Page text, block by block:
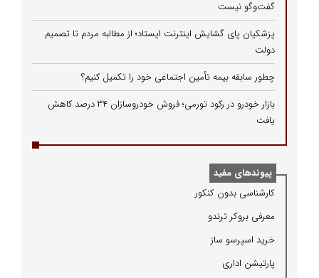
گفت‌وگو نیست
پزشکیان پای گشایش اینترنت ایستاد؛ از مطالبه مردم تا تصمیم
دولت
چطور سابقه بیمه تأمین اجتماعی خود را تکمیل کنیم؟
بازار خودرو در رکود تورمی؛ فروش خودروسازان ۳۴ درصد کاهش
یافت
پیوندهای مفید
كارشناسی بدون كنكور
معرفی بروكر ترندو
خرید اسپرسو ساز
پارتیشن اداری